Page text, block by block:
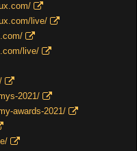
live/
live/
2021/
awards-2021/